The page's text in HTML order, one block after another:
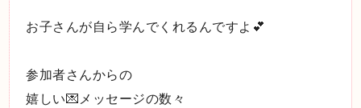
お子さんが自ら学んでくれるんですよ💕
参加者さんからの
嬉しい💌メッセージの数々